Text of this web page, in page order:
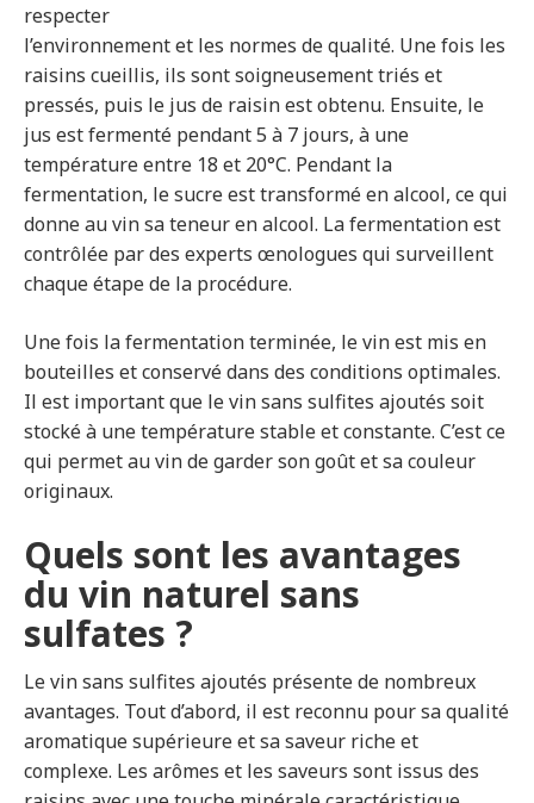
respecter
l’environnement et les normes de qualité. Une fois les
raisins cueillis, ils sont soigneusement triés et
pressés, puis le jus de raisin est obtenu. Ensuite, le
jus est fermenté pendant 5 à 7 jours, à une
température entre 18 et 20°C. Pendant la
fermentation, le sucre est transformé en alcool, ce qui
donne au vin sa teneur en alcool. La fermentation est
contrôlée par des experts œnologues qui surveillent
chaque étape de la procédure.
Une fois la fermentation terminée, le vin est mis en
bouteilles et conservé dans des conditions optimales.
Il est important que le vin sans sulfites ajoutés soit
stocké à une température stable et constante. C’est ce
qui permet au vin de garder son goût et sa couleur
originaux.
Quels sont les avantages
du vin naturel sans
sulfates ?
Le vin sans sulfites ajoutés présente de nombreux
avantages. Tout d’abord, il est reconnu pour sa qualité
aromatique supérieure et sa saveur riche et
complexe. Les arômes et les saveurs sont issus des